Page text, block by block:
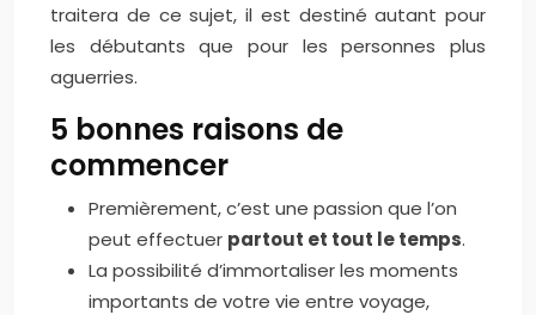
traitera de ce sujet, il est destiné autant pour
les débutants que pour les personnes plus
aguerries.
5 bonnes raisons de
commencer
Premièrement, c’est une passion que l’on
peut effectuer partout et tout le temps.
La possibilité d’immortaliser les moments
importants de votre vie entre voyage,